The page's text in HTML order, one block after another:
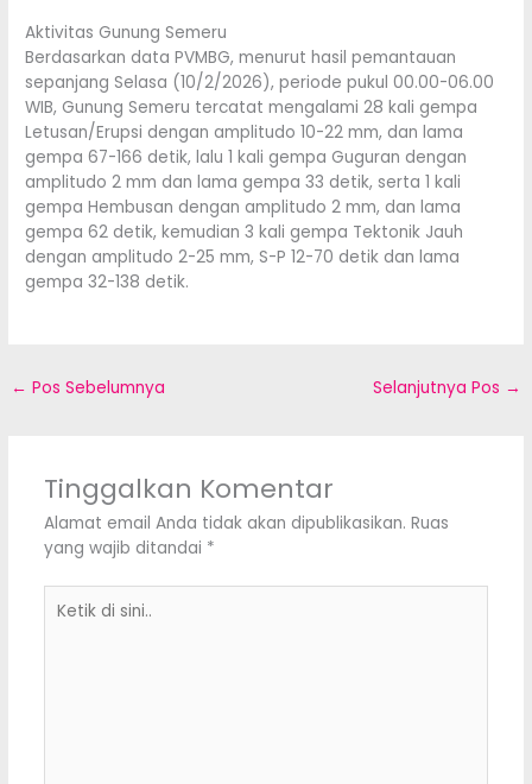
Aktivitas Gunung Semeru
Berdasarkan data PVMBG, menurut hasil pemantauan
sepanjang Selasa (10/2/2026), periode pukul 00.00-06.00
WIB, Gunung Semeru tercatat mengalami 28 kali gempa
Letusan/Erupsi dengan amplitudo 10-22 mm, dan lama
gempa 67-166 detik, lalu 1 kali gempa Guguran dengan
amplitudo 2 mm dan lama gempa 33 detik, serta 1 kali
gempa Hembusan dengan amplitudo 2 mm, dan lama
gempa 62 detik, kemudian 3 kali gempa Tektonik Jauh
dengan amplitudo 2-25 mm, S-P 12-70 detik dan lama
gempa 32-138 detik.
← Pos Sebelumnya Selanjutnya Pos →
Tinggalkan Komentar
Alamat email Anda tidak akan dipublikasikan. Ruas
yang wajib ditandai *